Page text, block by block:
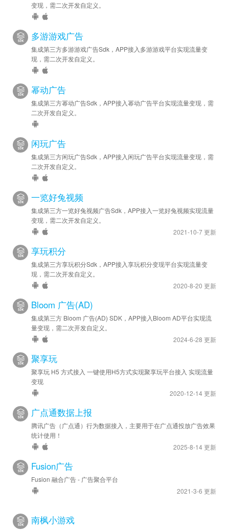
变现，需二次开发自定义。
多游游戏广告
集成第三方多游游戏广告Sdk，APP接入多游游戏平台实现流量变
现，需二次开发自定义。
幂动广告
集成第三方幂动广告Sdk，APP接入幂动广告平台实现流量变现，需
二次开发自定义。
闲玩广告
集成第三方闲玩广告Sdk，APP接入闲玩广告平台实现流量变现，需
二次开发自定义。
一览好兔视频
集成第三方一览好兔视频广告Sdk，APP接入一览好兔视频实现流量
变现，需二次开发自定义。
2021-10-7 更新
享玩积分
集成第三方享玩积分Sdk，APP接入享玩积分变现平台实现流量变
现，需二次开发自定义。
2020-8-20 更新
Bloom 广告(AD)
集成第三方 Bloom 广告(AD) SDK，APP接入Bloom AD平台实现流
量变现，需二次开发自定义。
2024-6-28 更新
聚享玩
聚享玩 H5 方式接入 一键使用H5方式实现聚享玩平台接入 实现流量
变现
2020-12-14 更新
广点通数据上报
腾讯广告（广点通）行为数据接入，主要用于在广点通投放广告效果
统计使用！
2025-8-14 更新
Fusion广告
Fusion 融合广告 - 广告聚合平台
2021-3-6 更新
南枫小游戏